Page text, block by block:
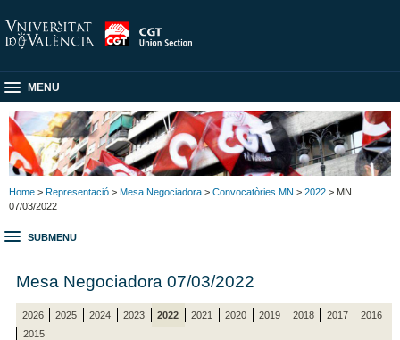
MENU
Home > Representació > Mesa Negociadora > Convocatòries MN > 2022 > MN
07/03/2022
SUBMENU
Mesa Negociadora 07/03/2022
2026 2025 2024 2023 2022 2021 2020 2019 2018 2017
2016
2015